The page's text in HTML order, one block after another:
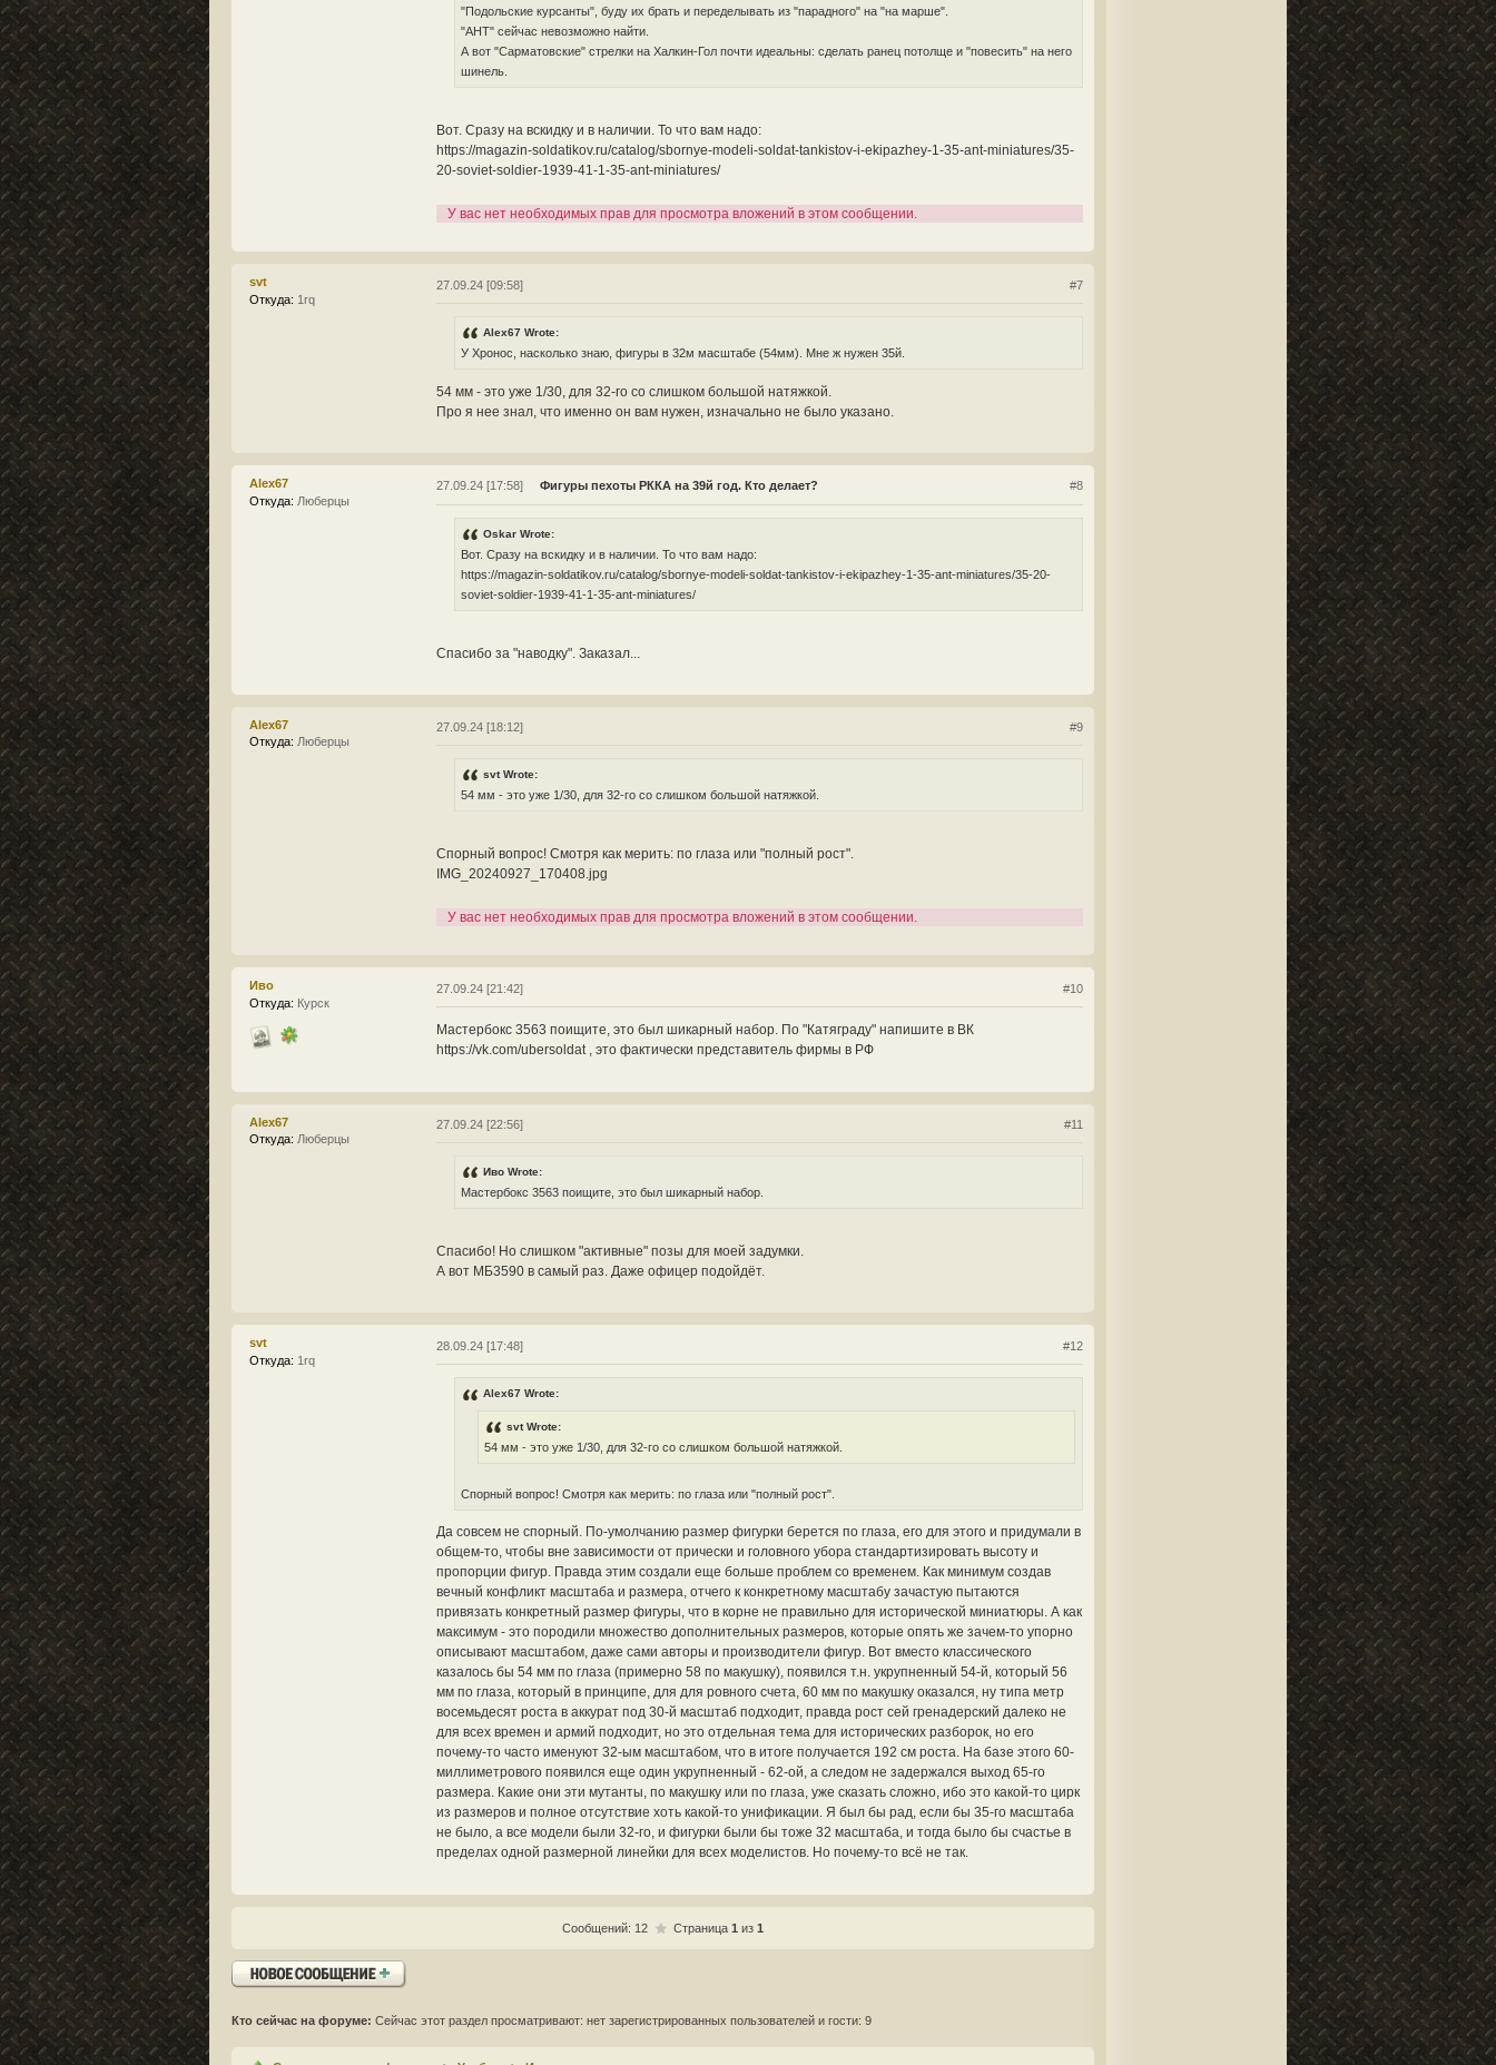
"Подольские курсанты", буду их брать и переделывать из "парадного" на "на марше".
"АНТ" сейчас невозможно найти.
А вот "Сарматовские" стрелки на Халкин-Гол почти идеальны: сделать ранец потолще и "повесить" на него
шинель.
Вот. Сразу на вскидку и в наличии. То что вам надо:
https://magazin-soldatikov.ru/catalog/sbornye-modeli-soldat-tankistov-i-ekipazhey-1-35-ant-miniatures/35-
20-soviet-soldier-1939-41-1-35-ant-miniatures/
У вас нет необходимых прав для просмотра вложений в этом сообщении.
svt
Откуда: 1rq
27.09.24 [09:58] #7
Alex67 Wrote:
У Хронос, насколько знаю, фигуры в 32м масштабе (54мм). Мне ж нужен 35й.
54 мм - это уже 1/30, для 32-го со слишком большой натяжкой.
Про я нее знал, что именно он вам нужен, изначально не было указано.
Alex67
Откуда: Люберцы
27.09.24 [17:58] Фигуры пехоты РККА на 39й год. Кто делает? #8
Oskar Wrote:
Вот. Сразу на вскидку и в наличии. То что вам надо:
https://magazin-soldatikov.ru/catalog/sbornye-modeli-soldat-tankistov-i-ekipazhey-1-35-ant-miniatures/35-20-
soviet-soldier-1939-41-1-35-ant-miniatures/
Спасибо за "наводку". Заказал...
Alex67
Откуда: Люберцы
27.09.24 [18:12] #9
svt Wrote:
54 мм - это уже 1/30, для 32-го со слишком большой натяжкой.
Спорный вопрос! Смотря как мерить: по глаза или "полный рост".
IMG_20240927_170408.jpg
У вас нет необходимых прав для просмотра вложений в этом сообщении.
Иво
Откуда: Курск
27.09.24 [21:42] #10
Мастербокс 3563 поищите, это был шикарный набор. По "Катяграду" напишите в ВК
https://vk.com/ubersoldat , это фактически представитель фирмы в РФ
Alex67
Откуда: Люберцы
27.09.24 [22:56] #11
Иво Wrote:
Мастербокс 3563 поищите, это был шикарный набор.
Спасибо! Но слишком "активные" позы для моей задумки.
А вот МБ3590 в самый раз. Даже офицер подойдёт.
svt
Откуда: 1rq
28.09.24 [17:48] #12
Alex67 Wrote:
svt Wrote:
54 мм - это уже 1/30, для 32-го со слишком большой натяжкой.
Спорный вопрос! Смотря как мерить: по глаза или "полный рост".
Да совсем не спорный. По-умолчанию размер фигурки берется по глаза, его для этого и придумали в
общем-то, чтобы вне зависимости от прически и головного убора стандартизировать высоту и
пропорции фигур. Правда этим создали еще больше проблем со временем. Как минимум создав
вечный конфликт масштаба и размера, отчего к конкретному масштабу зачастую пытаются
привязать конкретный размер фигуры, что в корне не правильно для исторической миниатюры. А как
максимум - это породили множество дополнительных размеров, которые опять же зачем-то упорно
описывают масштабом, даже сами авторы и производители фигур. Вот вместо классического
казалось бы 54 мм по глаза (примерно 58 по макушку), появился т.н. укрупненный 54-й, который 56
мм по глаза, который в принципе, для для ровного счета, 60 мм по макушку оказался, ну типа метр
восемьдесят роста в аккурат под 30-й масштаб подходит, правда рост сей гренадерский далеко не
для всех времен и армий подходит, но это отдельная тема для исторических разборок, но его
почему-то часто именуют 32-ым масштабом, что в итоге получается 192 см роста. На базе этого 60-
миллиметрового появился еще один укрупненный - 62-ой, а следом не задержался выход 65-го
размера. Какие они эти мутанты, по макушку или по глаза, уже сказать сложно, ибо это какой-то цирк
из размеров и полное отсутствие хоть какой-то унификации. Я был бы рад, если бы 35-го масштаба
не было, а все модели были 32-го, и фигурки были бы тоже 32 масштаба, и тогда было бы счастье в
пределах одной размерной линейки для всех моделистов. Но почему-то всё не так.
Сообщений: 12 Страница 1 из 1
Ответить
Кто сейчас на форуме: Сейчас этот раздел просматривают: нет зарегистрированных пользователей и гости: 9